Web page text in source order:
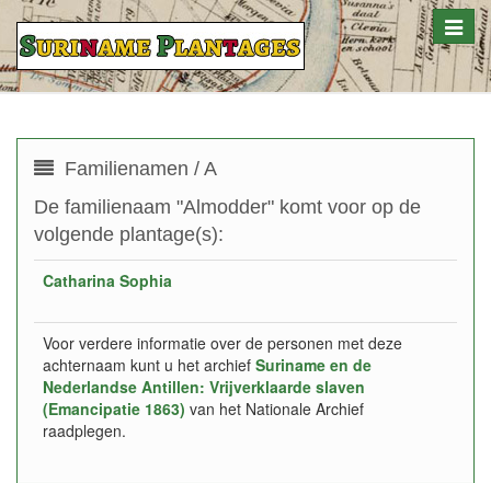
Toggle
Familienamen / A
De familienaam "Almodder" komt voor op de
volgende plantage(s):
Catharina Sophia
Voor verdere informatie over de personen met deze
achternaam kunt u het archief Suriname en de
Nederlandse Antillen: Vrijverklaarde slaven
(Emancipatie 1863) van het Nationale Archief
raadplegen.